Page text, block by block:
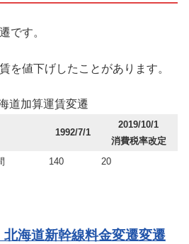
です。
を値下げしたことがあります。
道加算運賃変遷
1992/7/1
2019/10/1
消費税率改定
140 20
海道新幹線料金変遷変遷